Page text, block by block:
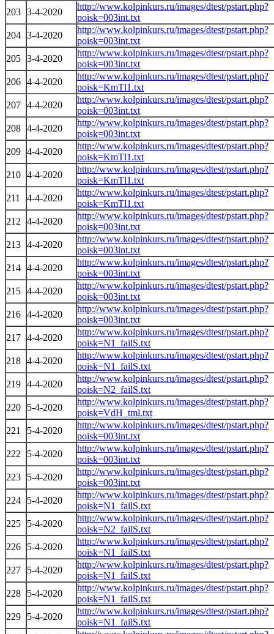
203 3-4-2020
http://www.kolpinkurs.ru/images/dtest/pstart.php?
poisk=003int.txt
204 3-4-2020
http://www.kolpinkurs.ru/images/dtest/pstart.php?
poisk=003int.txt
205 3-4-2020
http://www.kolpinkurs.ru/images/dtest/pstart.php?
poisk=003int.txt
206 4-4-2020
http://www.kolpinkurs.ru/images/dtest/pstart.php?
poisk=KmTl1.txt
207 4-4-2020
http://www.kolpinkurs.ru/images/dtest/pstart.php?
poisk=003int.txt
208 4-4-2020
http://www.kolpinkurs.ru/images/dtest/pstart.php?
poisk=003int.txt
209 4-4-2020
http://www.kolpinkurs.ru/images/dtest/pstart.php?
poisk=KmTl1.txt
210 4-4-2020
http://www.kolpinkurs.ru/images/dtest/pstart.php?
poisk=KmTl1.txt
211
4-4-2020
http://www.kolpinkurs.ru/images/dtest/pstart.php?
poisk=KmTl1.txt
212
4-4-2020
http://www.kolpinkurs.ru/images/dtest/pstart.php?
poisk=003int.txt
213 4-4-2020
http://www.kolpinkurs.ru/images/dtest/pstart.php?
poisk=003int.txt
214 4-4-2020
http://www.kolpinkurs.ru/images/dtest/pstart.php?
poisk=003int.txt
215 4-4-2020
http://www.kolpinkurs.ru/images/dtest/pstart.php?
poisk=003int.txt
216 4-4-2020
http://www.kolpinkurs.ru/images/dtest/pstart.php?
poisk=003int.txt
217 4-4-2020
http://www.kolpinkurs.ru/images/dtest/pstart.php?
poisk=N1_failS.txt
218 4-4-2020
http://www.kolpinkurs.ru/images/dtest/pstart.php?
poisk=N1_failS.txt
219 4-4-2020
http://www.kolpinkurs.ru/images/dtest/pstart.php?
poisk=N2_failS.txt
220
5-4-2020
http://www.kolpinkurs.ru/images/dtest/pstart.php?
poisk=VdH_tml.txt
221
5-4-2020
http://www.kolpinkurs.ru/images/dtest/pstart.php?
poisk=003int.txt
222
5-4-2020
http://www.kolpinkurs.ru/images/dtest/pstart.php?
poisk=003int.txt
223
5-4-2020
http://www.kolpinkurs.ru/images/dtest/pstart.php?
poisk=003int.txt
224
5-4-2020
http://www.kolpinkurs.ru/images/dtest/pstart.php?
poisk=N1_failS.txt
225
5-4-2020
http://www.kolpinkurs.ru/images/dtest/pstart.php?
poisk=N2_failS.txt
226
5-4-2020
http://www.kolpinkurs.ru/images/dtest/pstart.php?
poisk=N1_failS.txt
227
5-4-2020
http://www.kolpinkurs.ru/images/dtest/pstart.php?
poisk=N1_failS.txt
228
5-4-2020
http://www.kolpinkurs.ru/images/dtest/pstart.php?
poisk=N1_failS.txt
229
5-4-2020
http://www.kolpinkurs.ru/images/dtest/pstart.php?
poisk=N1_failS.txt